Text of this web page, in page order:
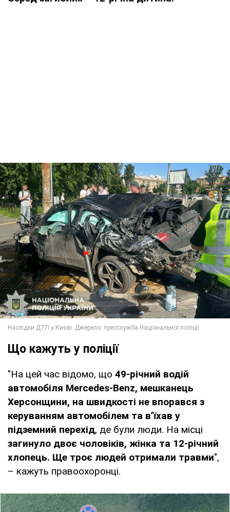
Що кажуть у поліції
"На цей час відомо, що 49-річний водій
автомобіля Mercedes-Benz, мешканець
Херсонщини, на швидкості не впорався з
керуванням автомобілем та вʼїхав у
підземний перехід, де були люди. На місці
загинуло двоє чоловіків, жінка та 12-річний
хлопець. Ще троє людей отримали травми",
– кажуть правоохоронці.